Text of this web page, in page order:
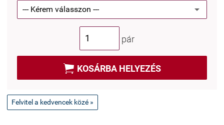
pár
 KOSÁRBA HELYEZÉS
Felvitel a kedvencek közé »